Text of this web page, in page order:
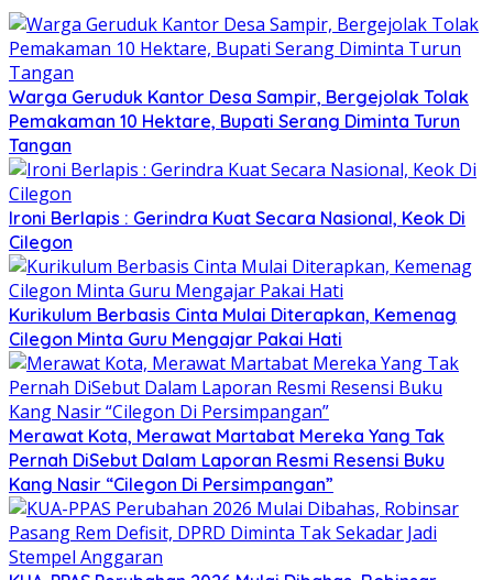
Warga Geruduk Kantor Desa Sampir, Bergejolak Tolak
Pemakaman 10 Hektare, Bupati Serang Diminta Turun
Tangan
Ironi Berlapis : Gerindra Kuat Secara Nasional, Keok Di
Cilegon
Kurikulum Berbasis Cinta Mulai Diterapkan, Kemenag
Cilegon Minta Guru Mengajar Pakai Hati
Merawat Kota, Merawat Martabat Mereka Yang Tak
Pernah DiSebut Dalam Laporan Resmi Resensi Buku
Kang Nasir “Cilegon Di Persimpangan”